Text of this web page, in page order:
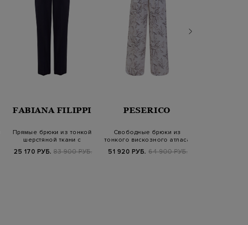
FABIANA FILIPPI
Прямые брюки из тонкой
шерстяной ткани с
25 170 РУБ. 83 900 РУБ.
PESERICO
Свободные брюки из
тонкого вискозного атласа
51 920 РУБ. 64 900 РУБ.